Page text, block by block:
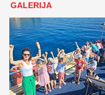
GALERIJA